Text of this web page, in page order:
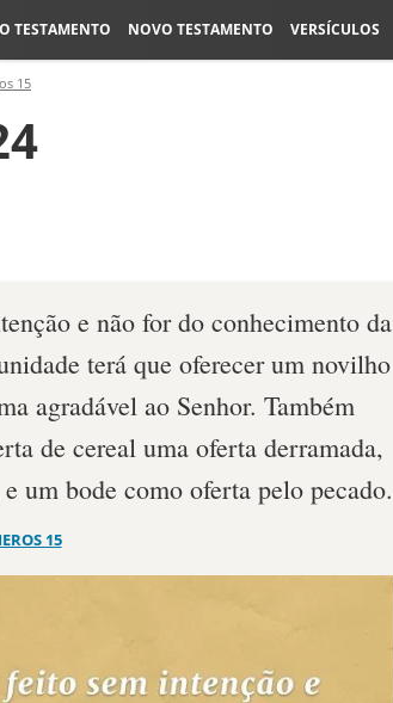
TESTAMENTO NOVO TESTAMENTO VERSÍCULOS
15
e não for do conhecimento da
terá que oferecer um novilho
agradável ao Senhor. Também
de cereal uma oferta derramada,
um bode como oferta pelo pecado.
15